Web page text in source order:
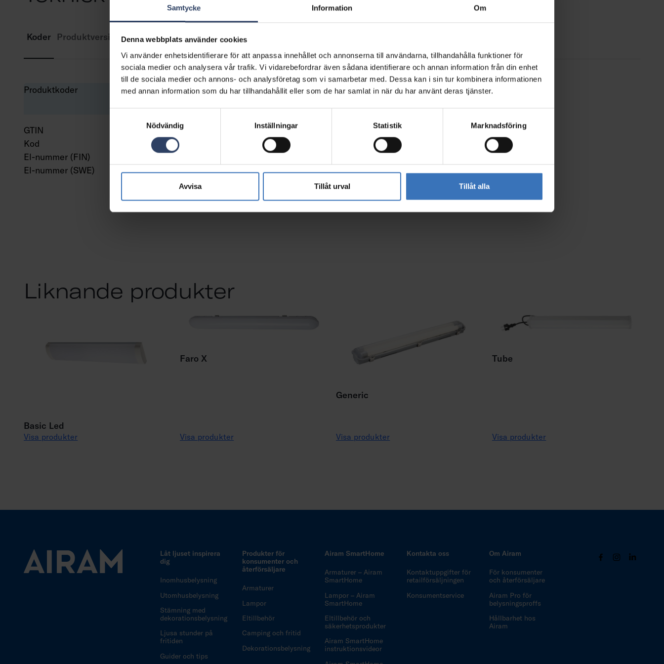
Samtycke Information Om
Denna webbplats använder cookies
Vi använder enhetsidentifierare för att anpassa innehållet och annonserna till användarna, tillhandahålla funktioner för
sociala medier och analysera vår trafik. Vi vidarebefordrar även sådana identifierare och annan information från din enhet
till de sociala medier och annons- och analysföretag som vi samarbetar med. Dessa kan i sin tur kombinera informationen
med annan information som du har tillhandahållit eller som de har samlat in när du har använt deras tjänster.
Nödvändig
Inställningar Statistik Marknadsföring
Avvisa Tillåt urval Tillåt alla
Koder Produktversioner Nedladdningar Teknisk information
Produktkoder
GTIN
6435200272089
Kod
El-nummer (FIN)
El-nummer (SWE)
7020959
Liknande produkter
Basic Led
Visa produkter
Faro X
Visa produkter
Generic
Visa produkter
Tube
Visa produkter
Låt ljuset inspirera
dig
Inomhusbelysning
Utomhusbelysning
Stämning med
dekorationsbelysning
Ljusa stunder på
fritiden
Guider och tips
Produkter för
konsumenter och
återförsäljare
Armaturer
Lampor
Eltillbehör
Camping och fritid
Dekorationsbelysning
Airam SmartHome
Armaturer – Airam
SmartHome
Lampor – Airam
SmartHome
Eltillbehör och
säkerhetsprodukter
Airam SmartHome
instruktionsvideor
Kontakta oss
Kontaktuppgifter för
retailförsäljningen
Konsumentservice
Om Airam
För konsumenter
och återförsäljare
Airam Pro för
belysningsproffs
Hållbarhet hos
Airam